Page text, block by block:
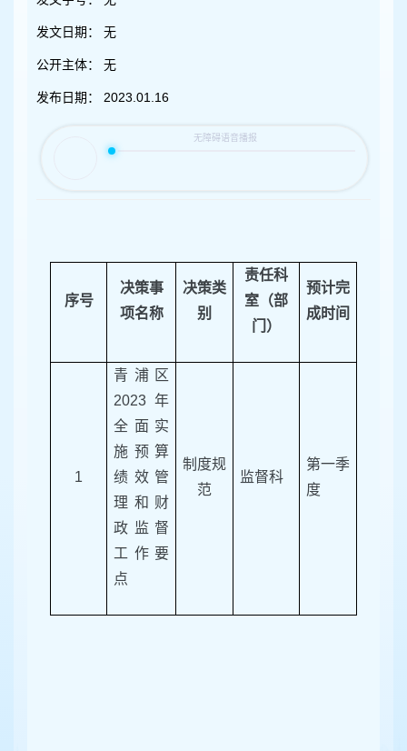
发文日期： 无
公开主体： 无
发布日期： 2023.01.16
序号
决策事
项名称
决策类
别
责任科
室（部
门）
预计完
成时间
1
青浦区
2023年
全面实
施预算
绩效管
理和财
政监督
工作要
点
制度规
范
监督科
第一季
度